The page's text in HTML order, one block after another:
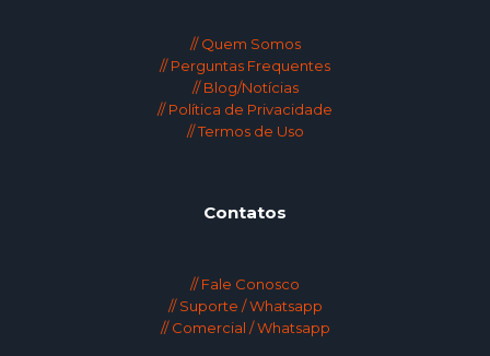
// Quem Somos
// Perguntas Frequentes
// Blog/Notícias
// Política de Privacidade
// Termos de Uso
Contatos
// Fale Conosco
// Suporte / Whatsapp
// Comercial / Whatsapp